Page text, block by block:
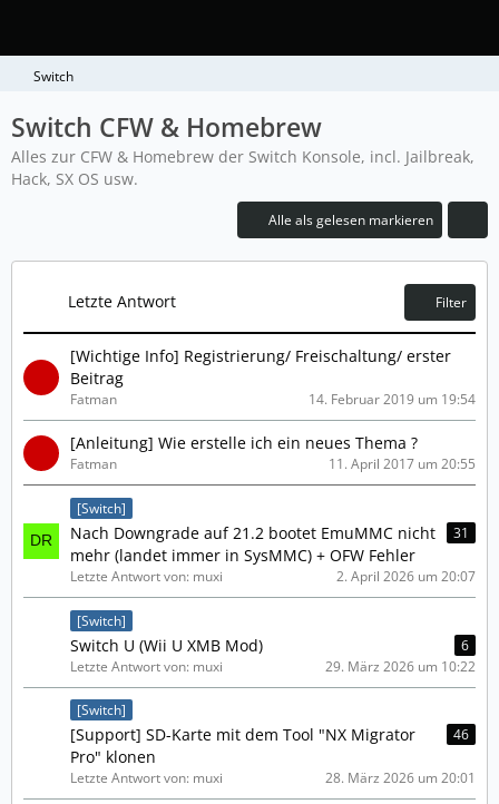
Switch
Switch CFW & Homebrew
Alles zur CFW & Homebrew der Switch Konsole, incl. Jailbreak,
Hack, SX OS usw.
Alle als gelesen markieren
Letzte Antwort Filter
[Wichtige Info] Registrierung/ Freischaltung/ erster
Beitrag
Fatman 14. Februar 2019 um 19:54
[Anleitung] Wie erstelle ich ein neues Thema ?
Fatman 11. April 2017 um 20:55
[Switch]
Nach Downgrade auf 21.2 bootet EmuMMC nicht
mehr (landet immer in SysMMC) + OFW Fehler
31
Letzte Antwort von: muxi 2. April 2026 um 20:07
[Switch]
Switch U (Wii U XMB Mod)
6
Letzte Antwort von: muxi
29. März 2026 um 10:22
[Switch]
[Support] SD-Karte mit dem Tool "NX Migrator
Pro" klonen
46
Letzte Antwort von: muxi 28. März 2026 um 20:01